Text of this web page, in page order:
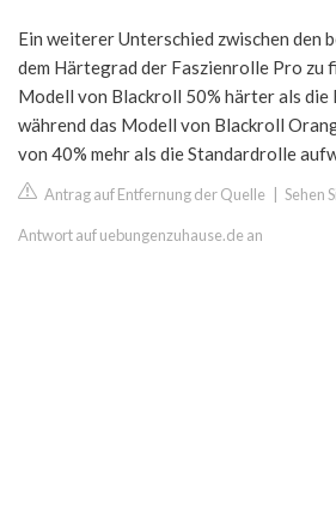
Ein weiterer Unterschied zwischen den
dem Härtegrad der Faszienrolle Pro zu
Modell von Blackroll 50% härter als die
während das Modell von Blackroll
von 40% mehr als die Standardrolle
Antrag auf Entfernung der Quelle Sehen
Antwort auf uebungenzuhause.de an